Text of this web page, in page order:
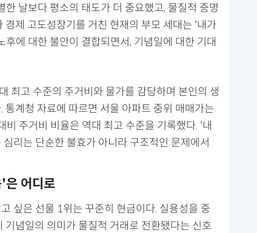
날보다 평소의 태도가 더 중요했고, 물질적 증명
제 고도성장기를 거친 현재의 부모 세대는 '내가
에 대한 불안이 결합되면서, 기념일에 대한 기대
최고 수준의 주거비와 물가를 감당하며 본인의 생
계청 자료에 따르면 서울 아파트 중위 매매가는
주거비 비율은 역대 최고 수준을 기록했다. '내
리는 단순한 불효가 아니라 구조적인 문제에서
어디로
싶은 선물 1위는 꾸준히 현금이다. 실용성을 중
념일의 의미가 물질적 거래로 전환됐다는 신호